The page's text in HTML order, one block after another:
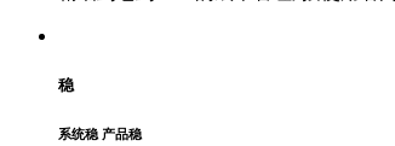
稳
系统稳 产品稳